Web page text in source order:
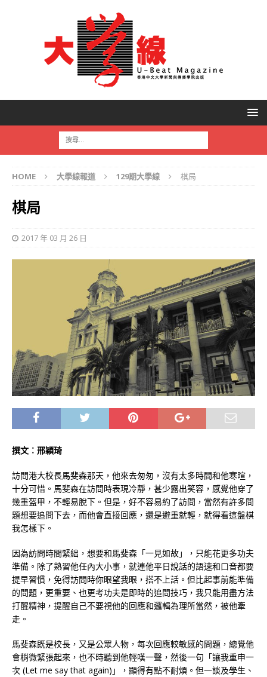
HOME 大學線報道 129期大學線 棋局
棋局
2017 年 03 月 26 日
撰文︰邢穎琦
訪問港大校長馬斐森那天，他來去匆匆，沒有太多時間和他寒暄，
十分可惜。馬斐森在訪問時表現冷靜，甚少露出笑容，感覺他穿了
幾重盔甲，不輕易脫下。但是，好不容易約了訪問，當然有許多問
題想要追問下去，而他會直接回應，還是避重就輕，就得看這盤棋
我怎樣下。
因為訪問時間緊絀，想要和馬斐森「一見如故」，只能花更多功夫
準備。除了熟習他任內大小事，就連他平日說話的語速和口音都要
提早習慣，免得訪問時你眼望我眼，搭不上話。但比起事前能準備
的問題，更重要、也更考功夫是即時的追問技巧，我只能用盡方法
打醒精神，提醒自己不要視他的回應和邏輯為理所當然，被他牽
走。
馬斐森既是校長，又是公眾人物，每次回應較敏感的問題，總覺他
會稍微緊張起來，也不時聽到他輕嘆一聲，然後一句「讓我重申一
次 (Let me say that again)」，顯得有點不耐煩。但一談及學生、